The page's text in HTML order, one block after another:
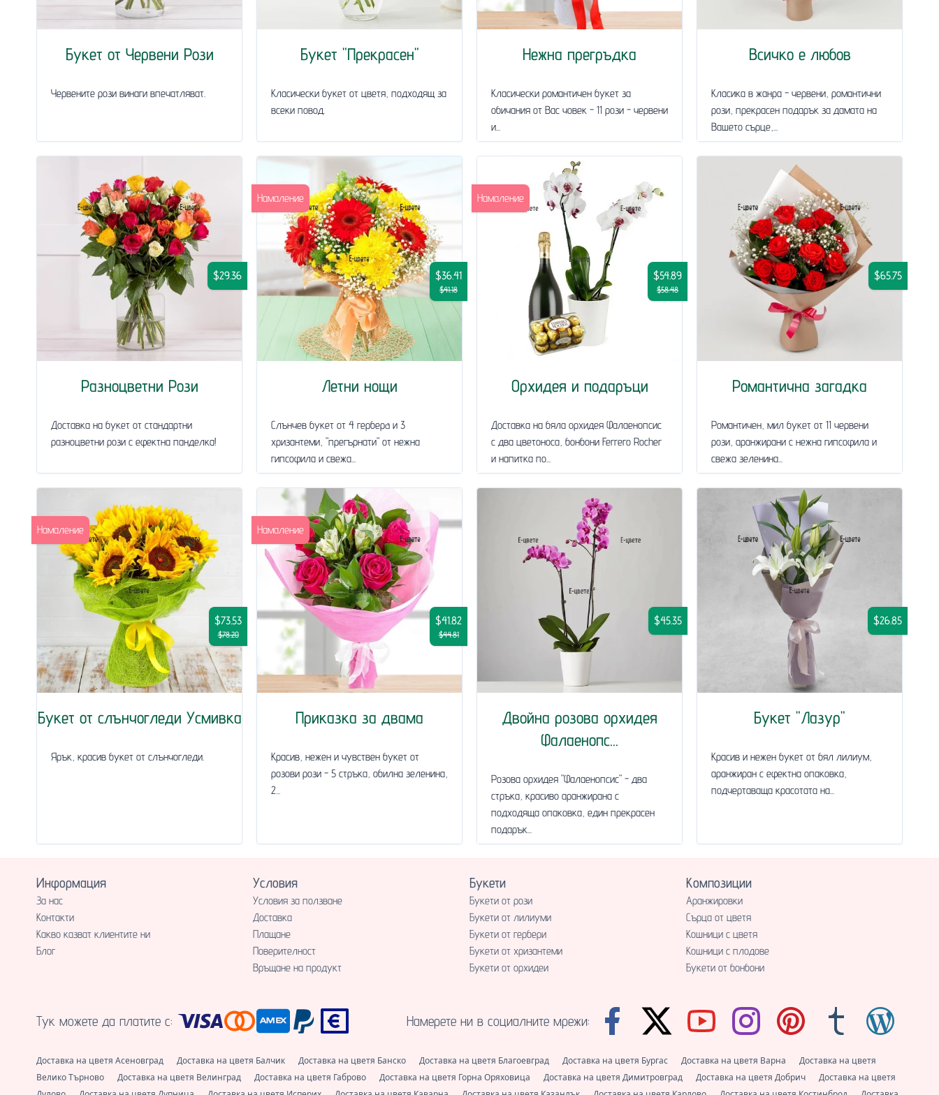
Букет от Червени Рози
Червените рози винаги впечатляват.
Букет "Прекрасен"
Класически букет от цветя, подходящ за
всеки повод.
Нежна прегръдка
Класически романтичен букет за
обичания от Вас човек - 11 рози - червени
и...
Всичко е любов
Класика в жанра - червени, романтични
рози, прекрасен подарък за дамата на
Вашето сърце,...
Разноцветни Рози
$29.36
Доставка на букет от стандартни
разноцветни рози с ефектна панделка!
Летни нощи
$36.41
$41.18
Намаление
Слънчев букет от 4 герберa и 3
хризантеми, "прегърнати" от нежна
гипсофила и свежа...
Орхидея и подаръци
$54.89
$58.48
Намаление
Доставка на бяла орхидея Фалаенопсис
с два цветоноса, бонбони Ferrero Rocher
и напитка по...
Романтична загадка
$65.75
Романтичен, мил букет от 11 червени
рози, аранжирани с нежна гипсофила и
свежа зеленина...
Букет от слънчогледи Усмивка
$73.53
$78.20
Намаление
Ярък, красив букет от слънчогледи.
Приказка за двама
$41.82
$44.81
Намаление
Красив, нежен и чувствен букет от
розови рози - 5 стръка, обилна зеленина,
2...
Двойна розова орхидея
Фалаенопс...
$45.35
Розова орхидея "Фалаенопсис" - два
стръка, красиво аранжирана с
подходяща опаковка, един прекрасен
подарък...
Букет "Лазур"
$26.85
Красив и нежен букет от бял лилиум,
аранжиран с ефектна опаковка,
подчертаваща красотата на...
Информация
За нас
Контакти
Какво казват клиентите ни
Блог
Условия
Условия за ползване
Доставка
Плащане
Поверителност
Връщане на продукт
Букети
Букети от рози
Букети от лилиуми
Букети от гербери
Букети от хризантеми
Букети от орхидеи
Композиции
Аранжировки
Сърца от цветя
Кошници с цветя
Кошници с плодове
Букети от бонбони
Тук можете да платите с: Намерете ни в социалните мрежи:
Доставка на цветя Асеновград Доставка на цветя Балчик Доставка на цветя Банско Доставка на цветя Благоевград Доставка на цветя Бургас Доставка на цветя Варна
Доставка на цветя
Велико Търново
Доставка на цветя Велинград Доставка на цветя Габрово Доставка на цветя Горна Оряховица Доставка на цветя Димитровград Доставка на цветя Добрич
Доставка на цветя